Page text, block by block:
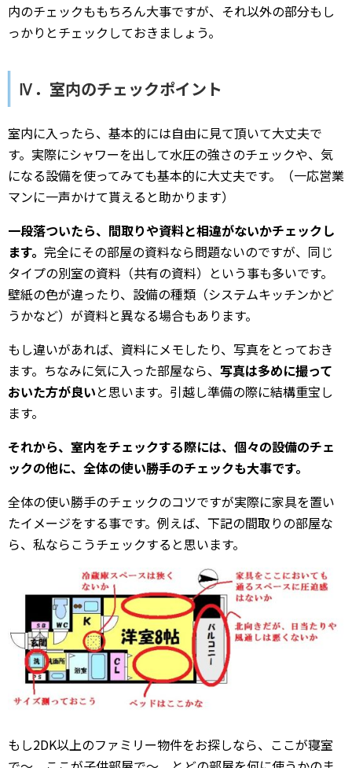
内のチェックももちろん大事ですが、それ以外の部分もし
っかりとチェックしておきましょう。
Ⅳ．室内のチェックポイント
室内に入ったら、基本的には自由に見て頂いて大丈夫で
す。実際にシャワーを出して水圧の強さのチェックや、気
になる設備を使ってみても基本的に大丈夫です。（一応営業
マンに一声かけて貰えると助かります）
一段落ついたら、間取りや資料と相違がないかチェックし
ます。 完全にその部屋の資料なら問題ないのですが、同じ
タイプの別室の資料（共有の資料）という事も多いです。
壁紙の色が違ったり、設備の種類（システムキッチンかど
うかなど）が資料と異なる場合もあります。
もし違いがあれば、資料にメモしたり、写真をとっておき
ます。ちなみに気に入った部屋なら、 写真は多めに撮って
おいた方が良いと思います。引越し準備の際に結構重宝し
ます。
それから、室内をチェックする際には、個々の設備のチェ
ックの他に、全体の使い勝手のチェックも大事です。
全体の使い勝手のチェックのコツですが実際に家具を置い
たイメージをする事です。例えば、下記の間取りの部屋な
ら、私ならこうチェックすると思います。
もし2DK以上のファミリー物件をお探しなら、ここが寝室